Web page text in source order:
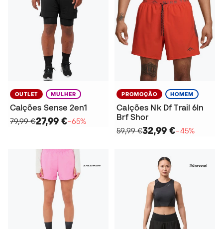
OUTLET MULHER
Calções Sense 2en1
79,99 €27,99 €−65%
PROMOÇÃO HOMEM
Calções Nk Df Trail 6In
Brf Shor
59,99 €32,99 €−45%